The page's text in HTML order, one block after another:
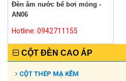
Đèn âm nước bể bơi mỏng -
AN06
Hotline: 0942711155
CỘT ĐÈN CAO ÁP
CỘT THÉP MẠ KẼM